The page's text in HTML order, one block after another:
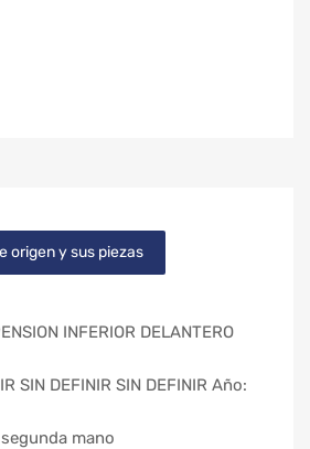
origen y sus piezas
INFERIOR DELANTERO
SIN DEFINIR SIN DEFINIR Año:
mano